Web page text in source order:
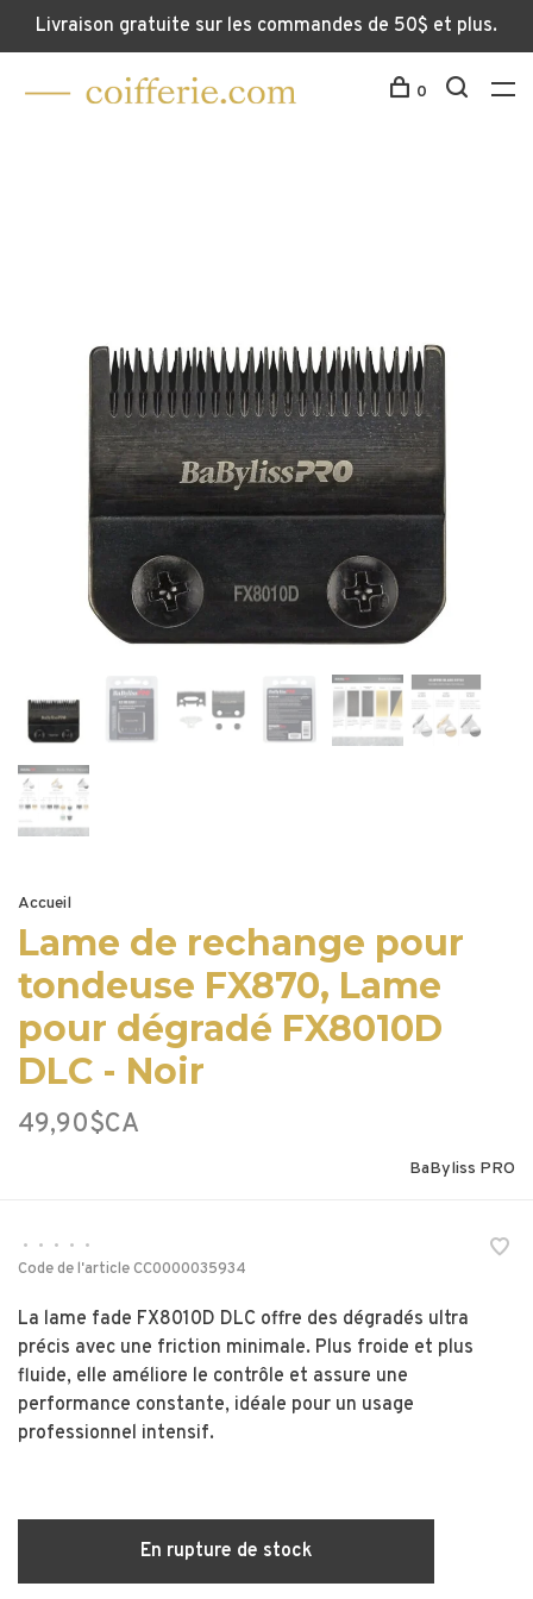
Livraison gratuite sur les commandes de 50$ et plus.
0
Accueil
Lame de rechange pour
tondeuse FX870, Lame
pour dégradé FX8010D
DLC - Noir
49,90$CA
BaByliss PRO
• • • •
•
Code de l'articleCC0000035934
La lame fade FX8010D DLC offre des dégradés ultra
précis avec une friction minimale. Plus froide et plus
fluide, elle améliore le contrôle et assure une
performance constante, idéale pour un usage
professionnel intensif.
En rupture de stock